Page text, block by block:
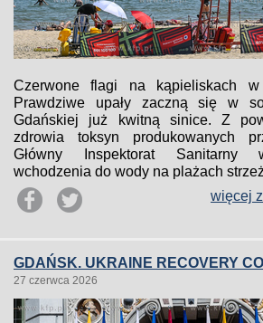
Czerwone flagi na kąpieliskach
Prawdziwe upały zaczną się w
Gdańskiej już kwitną sinice. Z
zdrowia toksyn produkowanych
Główny Inspektorat Sanitarny
wchodzenia do wody na plażach
więcej
GDAŃSK. UKRAINE RECOVERY
27 czerwca 2026